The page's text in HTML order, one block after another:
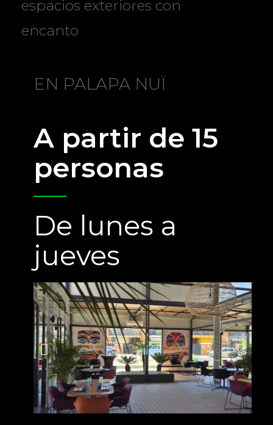
espacios exteriores con
encanto
EN PALAPA NUÏ
A partir de 15
personas
De lunes a
jueves